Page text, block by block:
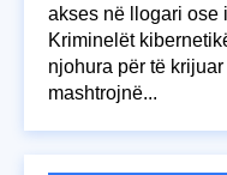
akses në llogari ose
Kriminelët
njohura për të
mashtrojnë...